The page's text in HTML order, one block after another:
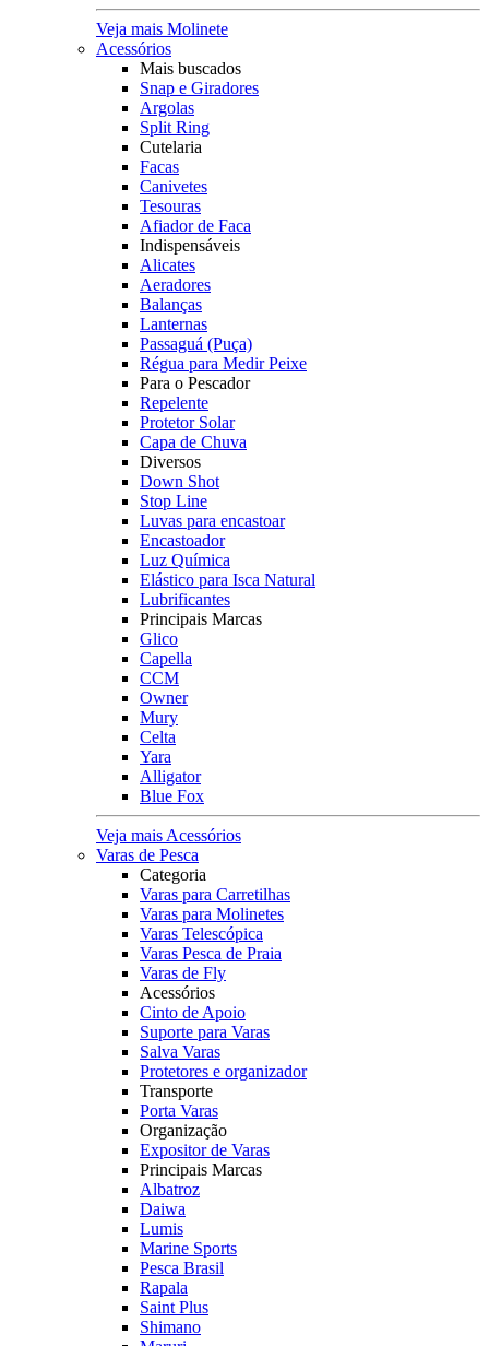
Veja mais Molinete
Acessórios
Mais buscados
Snap e Giradores
Argolas
Split Ring
Cutelaria
Facas
Canivetes
Tesouras
Afiador de Faca
Indispensáveis
Alicates
Aeradores
Balanças
Lanternas
Passaguá (Puça)
Régua para Medir Peixe
Para o Pescador
Repelente
Protetor Solar
Capa de Chuva
Diversos
Down Shot
Stop Line
Luvas para encastoar
Encastoador
Luz Química
Elástico para Isca Natural
Lubrificantes
Principais Marcas
Glico
Capella
CCM
Owner
Mury
Celta
Yara
Alligator
Blue Fox
Veja mais Acessórios
Varas de Pesca
Categoria
Varas para Carretilhas
Varas para Molinetes
Varas Telescópica
Varas Pesca de Praia
Varas de Fly
Acessórios
Cinto de Apoio
Suporte para Varas
Salva Varas
Protetores e organizador
Transporte
Porta Varas
Organização
Expositor de Varas
Principais Marcas
Albatroz
Daiwa
Lumis
Marine Sports
Pesca Brasil
Rapala
Saint Plus
Shimano